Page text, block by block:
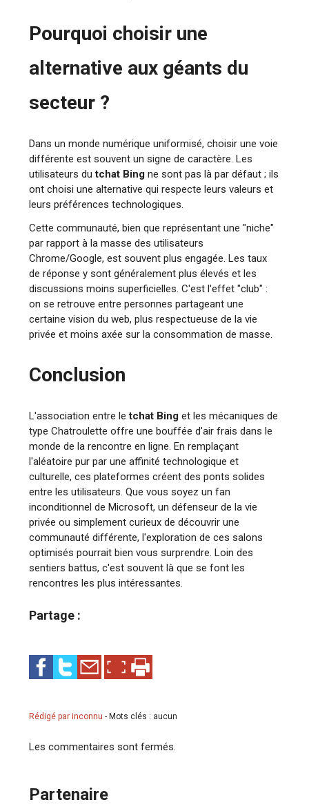
Pourquoi choisir une
alternative aux géants du
secteur ?
Dans un monde numérique uniformisé, choisir une voie
différente est souvent un signe de caractère. Les
utilisateurs dutchat Bing ne sont pas là par défaut ; ils
ont choisi une alternative qui respecte leurs valeurs et
leurs préférences technologiques.
Cette communauté, bien que représentant une "niche"
par rapport à la masse des utilisateurs
Chrome/Google, est souvent plus engagée. Les taux
de réponse y sont généralement plus élevés et les
discussions moins superficielles. C'est l'effet "club" :
on se retrouve entre personnes partageant une
certaine vision du web, plus respectueuse de la vie
privée et moins axée sur la consommation de masse.
Conclusion
L'association entre letchat Bing et les mécaniques de
type Chatroulette offre une bouffée d'air frais dans le
monde de la rencontre en ligne. En remplaçant
l'aléatoire pur par une affinité technologique et
culturelle, ces plateformes créent des ponts solides
entre les utilisateurs. Que vous soyez un fan
inconditionnel de Microsoft, un défenseur de la vie
privée ou simplement curieux de découvrir une
communauté différente, l'exploration de ces salons
optimisés pourrait bien vous surprendre. Loin des
sentiers battus, c'est souvent là que se font les
rencontres les plus intéressantes.​
Partage :
Rédigé par inconnu- Mots clés : aucun
Les commentaires sont fermés.
Partenaire